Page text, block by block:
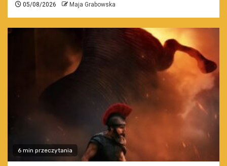
05/08/2026 Maja Grabowska
6 min przeczytania